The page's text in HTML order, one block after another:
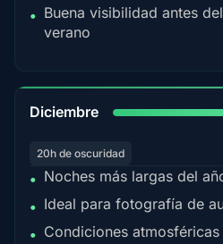
• Buena visibilidad antes
verano
Diciembre
20h de oscuridad
• Noches más largas del
• Ideal para fotografía de
• Condiciones